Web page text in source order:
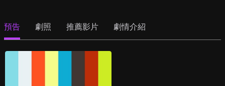
預告 劇照 推薦影片 劇情介紹